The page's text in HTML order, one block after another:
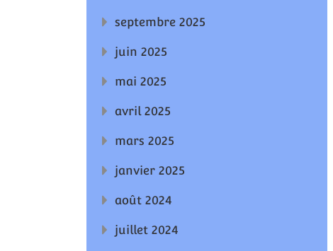
septembre 2025
juin 2025
mai 2025
avril 2025
mars 2025
janvier 2025
août 2024
juillet 2024